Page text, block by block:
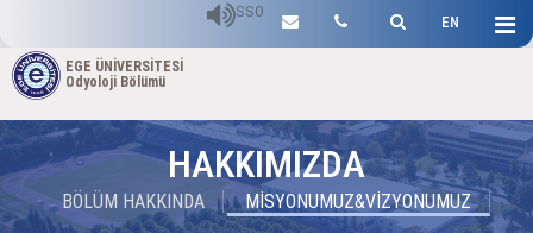
EN
SSO
EGE ÜNİVERSİTESİ
Odyoloji Bölümü
HAKKIMIZDA
BÖLÜM HAKKINDA
MİSYONUMUZ&VİZYONUMUZ